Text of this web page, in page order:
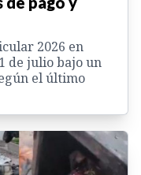
2026 en
de julio bajo un
el último